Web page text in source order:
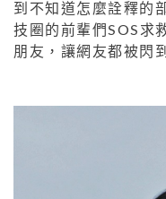
到不知道怎麼詮釋的
技圈的前輩們SOS求
朋友，讓網友都被閃